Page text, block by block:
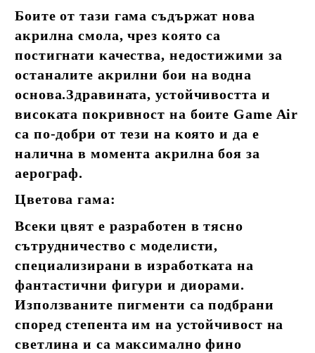
Боите от тази гама съдържат нова
акрилна смола, чрез която са
постигнати качества, недостижими за
останалите акрилни бои на водна
основа.Здравината, устойчивостта и
високата покривност на боите Game Air
са по-добри от тези на която и да е
налична в момента акрилна боя за
аерограф.
Цветова гама:
Всеки цвят е разработен в тясно
сътрудничество с моделисти,
специализирани в изработката на
фантастични фигури и диорами.
Използваните пигменти са подбрани
според степента им на устойчивост на
светлина и са максимално фино